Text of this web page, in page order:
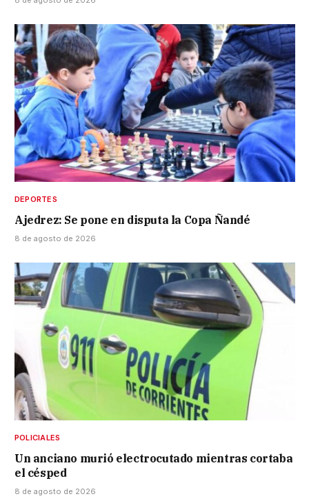
DEPORTES
Ajedrez: Se pone en disputa la Copa Ñandé
8 de agosto de 2026
POLICIALES
Un anciano murió electrocutado mientras cortaba
el césped
8 de agosto de 2026